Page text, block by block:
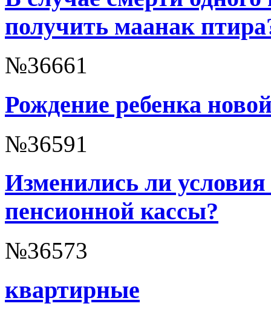
получить маанак
№36661
Рождение ребенка
№36591
Изменились ли условия
пенсионной кассы?
№36573
квартирные